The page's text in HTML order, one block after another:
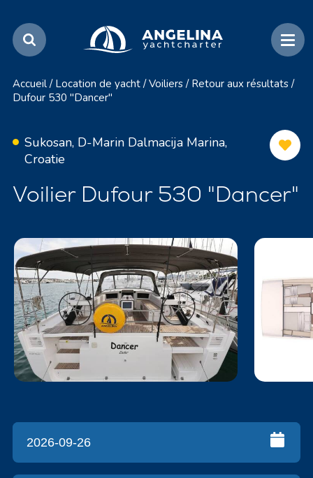
Accueil / Location de yacht / Voiliers / Retour aux résultats /
Dufour 530 "Dancer"
Sukosan, D-Marin Dalmacija Marina,
Croatie
Voilier Dufour 530 "Dancer"